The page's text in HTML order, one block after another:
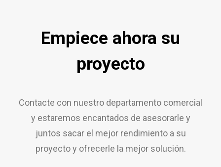
Empiece ahora su
proyecto
Contacte con nuestro departamento comercial
y estaremos encantados de asesorarle y
juntos sacar el mejor rendimiento a su
proyecto y ofrecerle la mejor solución.